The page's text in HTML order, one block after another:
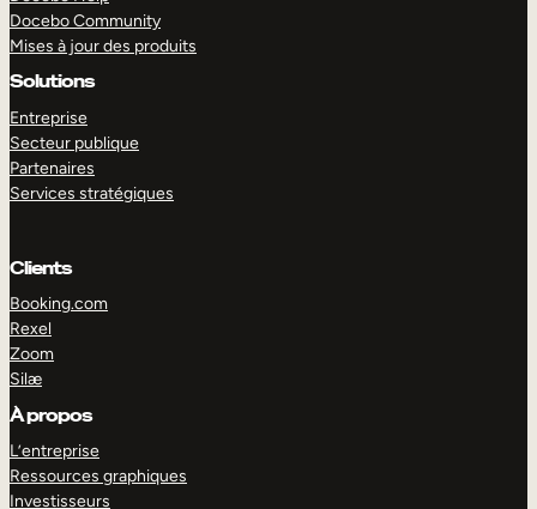
Docebo Community
Mises à jour des produits
Solutions
Entreprise
Secteur publique
Partenaires
Services stratégiques
Clients
Booking.com
Rexel
Zoom
Silæ
À propos
L’entreprise
Ressources graphiques
Investisseurs